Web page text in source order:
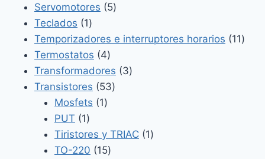
Servomotores 55
Teclados 11
producto
Temporizadores e interruptores horarios 1111
Termostatos 44
productos
Transformadores 33
Transistores 5353
Mosfets 11
PUT 11
producto
Tiristores y TRIAC 11
TO-220 1515